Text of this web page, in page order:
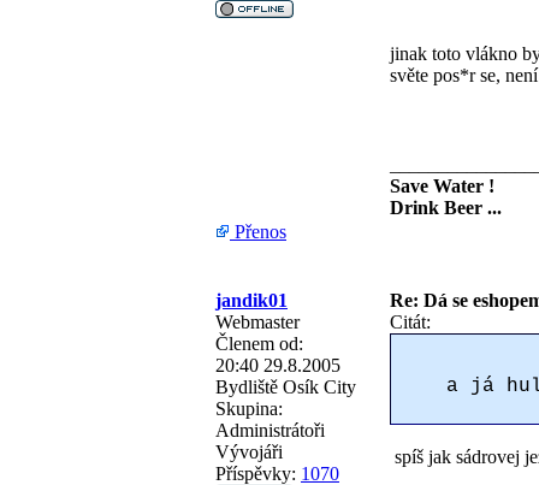
jinak toto vlákno
světe pos*r se,
Save Water !
Drink Beer ...
Přenos
jandik01
Re: Dá se
Webmaster
Členem od:
20:40 29.8.2005
Bydliště Osík City
Skupina:
Administrátoři
Vývojáři
Příspěvky: 1070
Citát:
a já
spíš jak sádrovej